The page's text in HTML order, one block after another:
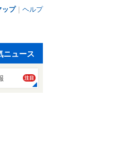
ップ｜ ヘルプ
ニュース
注目